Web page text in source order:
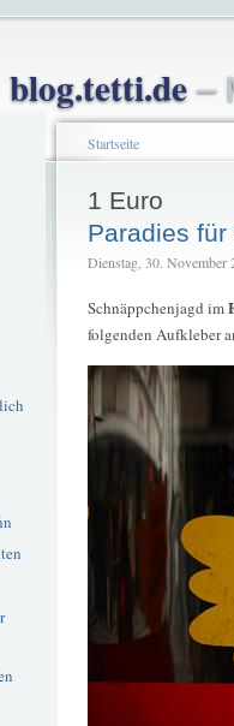
blog.tetti.de–
Startseite
1 Euro
Paradies
Dienstag, 30. November
Schnäppchenjagd im
folgenden Aufkleber